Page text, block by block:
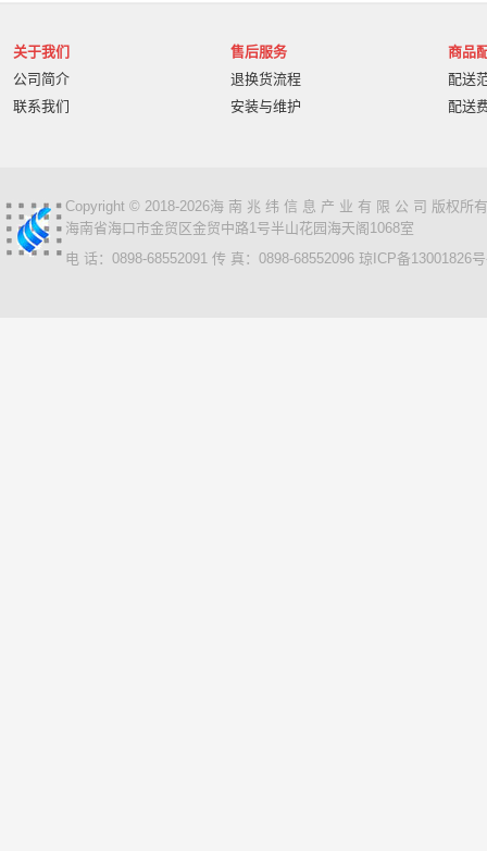
关于我们
公司简介
联系我们
售后服务
退换货流程
安装与维护
商品
配送
配送
Copyright © 2018-2026海 南 兆 纬 信 息 产 业 有 限 公 司 版权所
海南省海口市金贸区金贸中路1号半山花园海天阁1068室
电 话：0898-68552091 传 真：0898-68552096 琼ICP备13001826